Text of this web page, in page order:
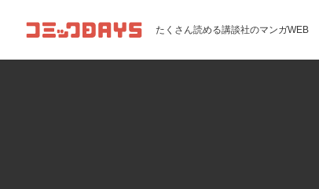
コミックDAYS たくさん読める講談社のマンガWEB